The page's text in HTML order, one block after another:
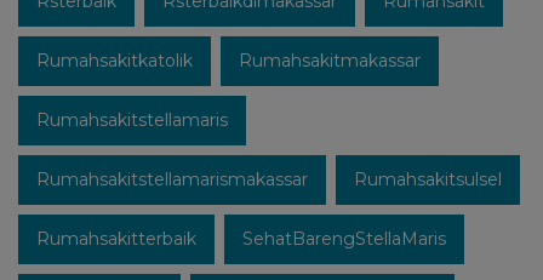
Rumahsakitkatolik Rumahsakitmakassar
Rumahsakitstellamaris
Rumahsakitstellamarismakassar Rumahsakitsulsel
Rumahsakitterbaik SehatBarengStellaMaris